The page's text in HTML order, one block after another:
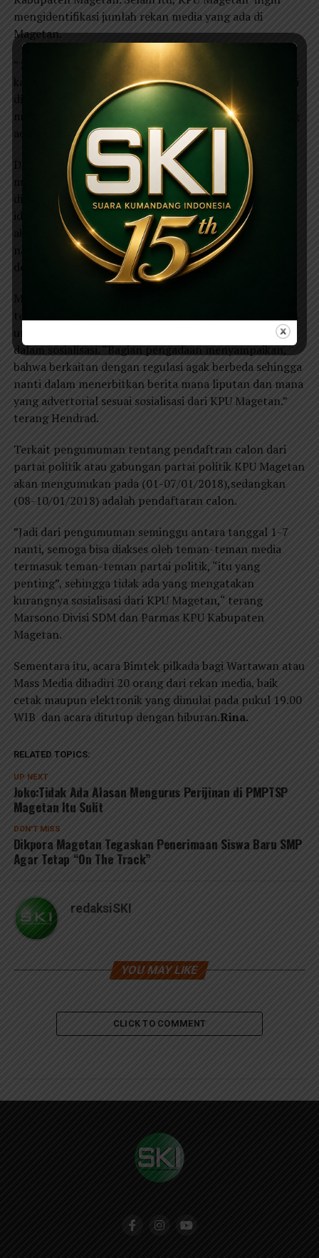
mengidentifikasi jumlah rekan media yang ada di
Magetan.
” Selama ini terkadang ketika kami melakukan kegiatan,
kami juga menemukan rekan media yang jarang ditemui
di Magetan, sehingga dengan adanya acara ini kami
mudah untuk mendata berapa jumlah rekan media yang
ada di Kabupaten Magetan,” jelasnya.
Dalam program liputan kedepan KPU Magetan
mempunyai wacana untuk rekan wartawan akan
dijadikan sebagai media center KPU Magetan.“Untuk
identitas teman-teman media centernya KPU Magetan
akan membuatkan kaos atau bentuk lainnya, sehingga
nanti ada komunikasi intensif antara KPU Magetan
dengan rekan media.” Katanya.
Masih kata Hendrat, dengan adanya database ini
tentunya akan membantu KPU Magetan dalam konteks
untuk biaya jasa advertorial (Adv) kemudian mungkin
dalam sosialisasi. “Bagian pengadaan menyampaikan,
bahwa berkaitan dengan regulasi agak berbeda sehingga
nanti dalam menerbitkan berita mana liputan dan mana
yang advertorial sesuai sosialisasi dari KPU Magetan.”
terang Hendrad.
Terkait pengumuman tentang pendaftran calon dari
partai politik atau gabungan partai politik KPU Magetan
akan mengumukan pada (01-07/01/2018),sedangkan
(08-10/01/2018) adalah pendaftaran calon.
”Jadi dari pengumuman seminggu antara tanggal 1-7
nanti, semoga bisa diakses oleh teman-teman media
termasuk teman-teman partai politik, “itu yang
penting”, sehingga tidak ada yang mengatakan
kurangnya sosialisasi dari KPU Magetan,“ terang
Marsono Divisi SDM dan Parmas KPU Kabupaten
Magetan.
Sementara itu, acara Bimtek pilkada bagi Wartawan atau
Mass Media dihadiri 20 orang dari rekan media, baik
cetak maupun elektronik yang dimulai pada pukul 19.00
WIB dan acara ditutup dengan hiburan.Rina.
RELATED TOPICS:
UP NEXT
Joko:Tidak Ada Alasan Mengurus Perijinan di PMPTSP
Magetan Itu Sulit
DON'T MISS
Dikpora Magetan Tegaskan Penerimaan Siswa Baru SMP
Agar Tetap “On The Track”
redaksiSKI
YOU MAY LIKE
CLICK TO COMMENT